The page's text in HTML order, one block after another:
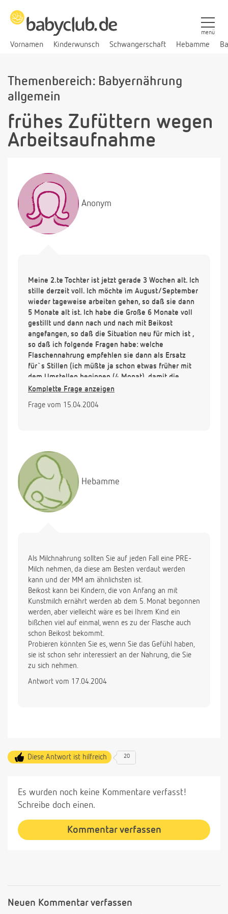
Vornamen Kinderwunsch Schwangerschaft Hebamme
menü
Themenbereich: Babyernährung
allgemein
frühes Zufüttern wegen
Arbeitsaufnahme
Anonym
Meine 2.te Tochter ist jetzt gerade 3 Wochen alt. Ich
stille derzeit voll. Ich möchte im August/September
wieder tageweise arbeiten gehen, so daß sie dann
5 Monate alt ist. Ich habe die Große 6 Monate voll
gestillt und dann nach und nach mit Beikost
angefangen, so daß die Situation neu für mich ist ,
so daß ich folgende Fragen habe: welche
Flaschennahrung empfehlen sie dann als Ersatz
für`s Stillen (ich müßte ja schon etwas früher mit
dem Umstellen beginnen (4.Monat), damit die
Umstellung nicht zu groß ist - für mich und das Kind
nicht in Frage kommt). Mit Beikost
Komplette Frage anzeigen
Frage vom 15.04.2004
Hebamme
Als Milchnahrung sollten Sie auf jeden Fall eine PRE-
Milch nehmen, da diese am Besten verdaut werden
kann und der MM am ähnlichsten ist.
Beikost kann bei Kindern, die von Anfang an mit
Kunstmilch ernährt werden ab dem 5. Monat begonnen
werden, aber vielleicht wäre es bei Ihrem Kind ein
bißchen viel auf einmal, wenn es zu der Flasche auch
schon Beikost bekommt.
Probieren könnten Sie es, wenn Sie das Gefühl haben,
sie ist schon sehr interessiert an der Nahrung, die Sie
zu sich nehmen.
Antwort vom 17.04.2004
Diese Antwort ist hilfreich 20
Es wurden noch keine Kommentare verfasst!
Schreibe doch einen.
Kommentar verfassen
Neuen Kommentar verfassen